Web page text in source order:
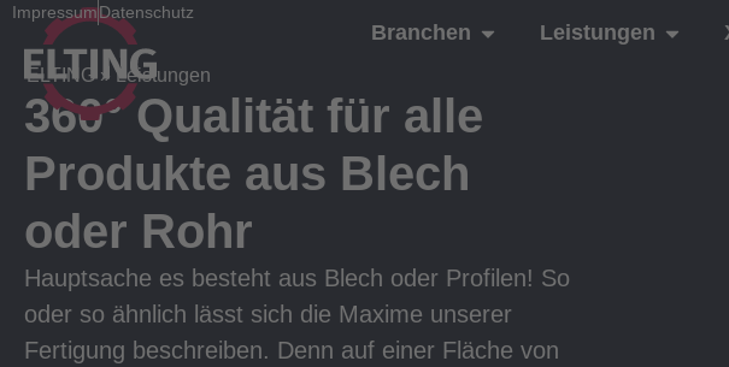
ImpressumDatenschutz
Branchen Leistungen
ELTING»Leistungen
360° Qualität für alle
Produkte aus Blech
oder Rohr
Hauptsache es besteht aus Blech oder Profilen! So
oder so ähnlich lässt sich die Maxime unserer
Fertigung beschreiben. Denn auf einer Fläche von